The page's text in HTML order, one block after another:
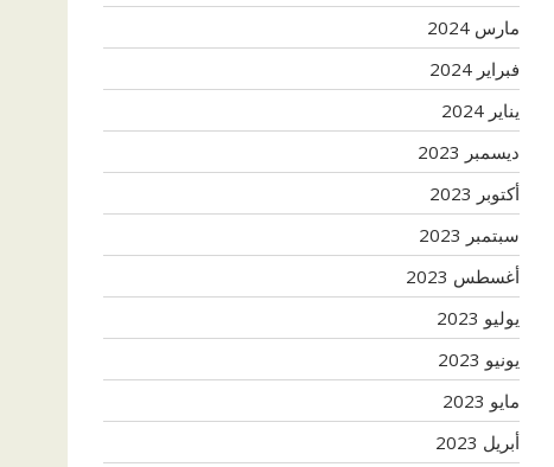
مارس 2024
فبراير 2024
يناير 2024
ديسمبر 2023
أكتوبر 2023
سبتمبر 2023
أغسطس 2023
يوليو 2023
يونيو 2023
مايو 2023
أبريل 2023